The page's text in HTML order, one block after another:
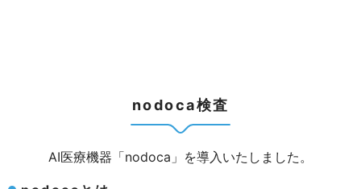
nodoca検査
AI医療機器「nodoca 」を導入いたしました。